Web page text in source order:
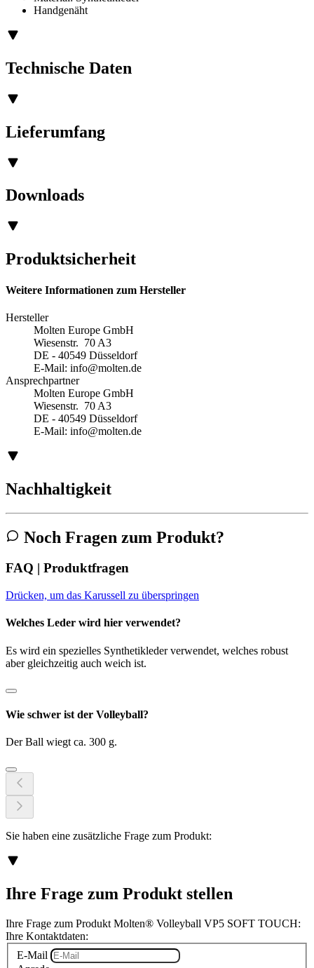
Handgenäht
Technische Daten
Lieferumfang
Downloads
Produktsicherheit
Weitere Informationen zum Hersteller
Hersteller
Molten Europe GmbH
Wiesenstr. 70 A3
DE - 40549 Düsseldorf
E-Mail: info@molten.de
Ansprechpartner
Molten Europe GmbH
Wiesenstr. 70 A3
DE - 40549 Düsseldorf
E-Mail: info@molten.de
Nachhaltigkeit
Noch Fragen zum Produkt?
FAQ | Produktfragen
Drücken, um das Karussell zu überspringen
Welches Leder wird hier verwendet?
Es wird ein spezielles Synthetikleder verwendet, welches robust
aber gleichzeitig auch weich ist.
Wie schwer ist der Volleyball?
Der Ball wiegt ca. 300 g.
Sie haben eine zusätzliche Frage zum Produkt:
Ihre Frage zum Produkt stellen
Ihre Frage zum Produkt Molten® Volleyball VP5 SOFT TOUCH:
Ihre Kontaktdaten:
E-Mail